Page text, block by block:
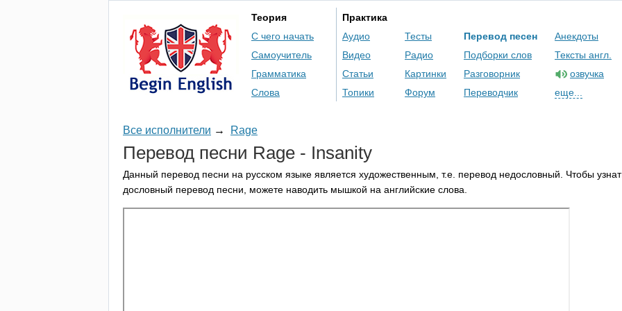
Теория
С чего начать
Самоучитель
Грамматика
Слова
Практика
Аудио
Видео
Статьи
Топики
Тесты
Радио
Картинки
Форум
Перевод песен
Подборки слов
Разговорник
Переводчик
Анекдоты
Тексты англ.
озвучка
еще...
Все исполнители → Rage
Перевод песни Rage - Insanity
Данный перевод песни на русском языке является художественным, т.е. перевод недословный. Чтобы
дословный перевод песни, можете наводить мышкой на английские слова.